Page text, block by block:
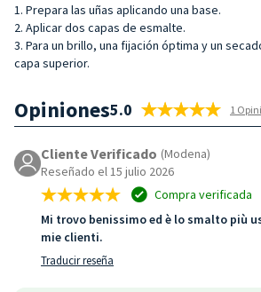
1. Prepara las uñas aplicando una base.
2. Aplicar dos capas de esmalte.
3. Para un brillo, una fijación óptima y un
capa superior.
Opiniones5.0 1
Cliente Verificado (Modena)
Reseñado el 15 julio 2026
Compra verificada
Mi trovo benissimo ed è lo smalto più
mie clienti.
Traducir reseña